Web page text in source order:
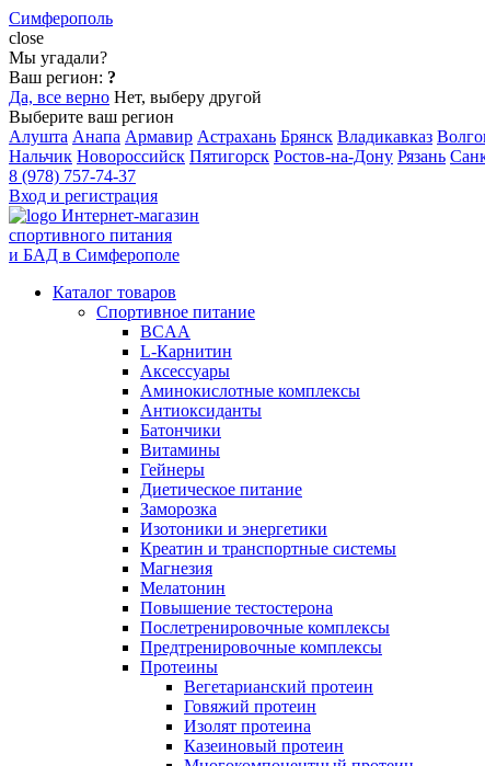
Симферополь
close
Мы угадали?
Ваш регион: ?
Да, все верно Нет, выберу другой
Выберите ваш регион
Алушта Анапа Армавир Астрахань Брянск Владикавказ
Нальчик Новороссийск Пятигорск Ростов-на-Дону Рязань
8 (978) 757-74-37
Вход и регистрация
Интернет-магазин
спортивного питания
и БАД в Симферополе
Каталог товаров
Спортивное питание
BCAA
L-Карнитин
Аксессуары
Аминокислотные комплексы
Антиоксиданты
Батончики
Витамины
Гейнеры
Диетическое питание
Заморозка
Изотоники и энергетики
Креатин и транспортные системы
Магнезия
Мелатонин
Повышение тестостерона
Послетренировочные комплексы
Предтренировочные комплексы
Протеины
Вегетарианский протеин
Говяжий протеин
Изолят протеина
Казеиновый протеин